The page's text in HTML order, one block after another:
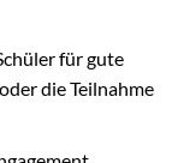
für gute
die Teilnahme